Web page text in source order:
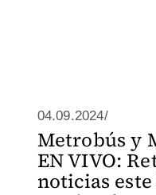
04.09.2024/
Metrobús y
EN VIVO:
noticias este